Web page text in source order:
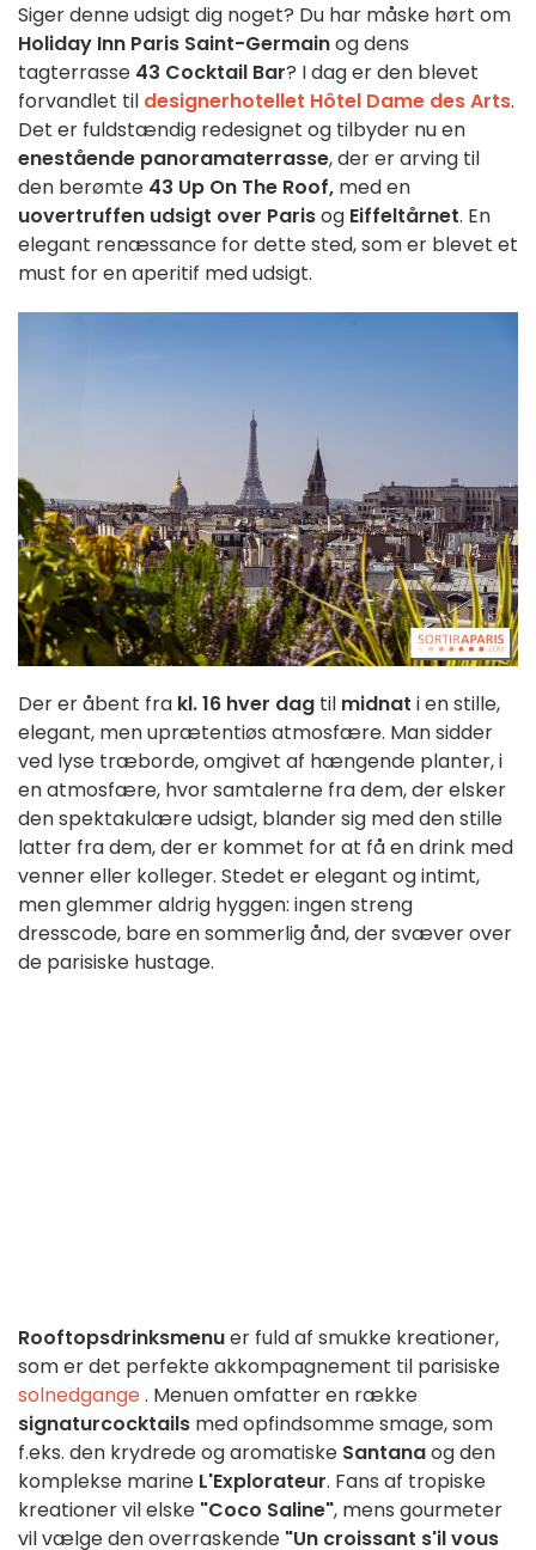
Siger denne udsigt dig noget? Du har måske hørt om
Holiday Inn Paris Saint-Germainog dens
tagterrasse 43 Cocktail Bar? I dag er den blevet
forvandlet til designerhotellet Hôtel Dame des Arts.
Det er fuldstændig redesignet og tilbyder nu en
enestående panoramaterrasse, der er arving til
den berømte 43 Up On The Roof, med en
uovertruffen udsigt over Parisog Eiffeltårnet. En
elegant renæssance for dette sted, som er blevet et
must for en aperitif med udsigt.
Der er åbent fra kl. 16 hver dag til midnat i en stille,
elegant, men uprætentiøs atmosfære. Man sidder
ved lyse træborde, omgivet af hængende planter, i
en atmosfære, hvor samtalerne fra dem, der elsker
den spektakulære udsigt, blander sig med den stille
latter fra dem, der er kommet for at få en drink med
venner eller kolleger. Stedet er elegant og intimt,
men glemmer aldrig hyggen: ingen streng
dresscode, bare en sommerlig ånd, der svæver over
de parisiske hustage.
Rooftopsdrinksmenuer fuld af smukke kreationer,
som er det perfekte akkompagnement til parisiske
solnedgange. Menuen omfatter en række
signaturcocktails med opfindsomme smage, som
f.eks. den krydrede og aromatiske Santanaog den
komplekse marine L'Explorateur. Fans af tropiske
kreationer vil elske "Coco Saline", mens gourmeter
vil vælge den overraskende "Un croissant s'il vous